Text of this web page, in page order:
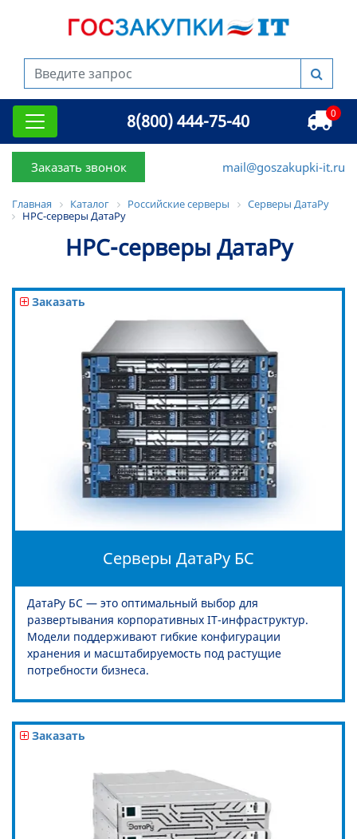
8(800) 444-75-40 0
Заказать звонок mail@goszakupki-it.ru
Главная Каталог Российские серверы
Серверы ДатаРу
HPC-серверы ДатаРу
HPC-серверы ДатаРу
Заказать
Серверы ДатаРу БС
ДатаРу БС — это оптимальный выбор для
развертывания корпоративных IT-инфраструктур.
Модели поддерживают гибкие конфигурации
хранения и масштабируемость под растущие
потребности бизнеса.
Заказать